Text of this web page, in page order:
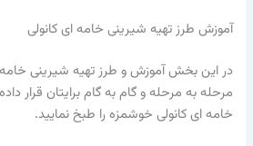
آموزش طرز تهیه شیرینی خامه ای کانولی
در این بخش آموزش و طرز تهیه شیرینی
مرحله به مرحله و گام به گام برایتان قرار
خامه ای کانولی خوشمزه را طبخ نمایید.